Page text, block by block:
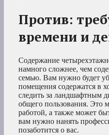
Против:
времени и
Содержание
намного сложнее, чем
семью. Вам нужно будет
помещения содержатся в
следить за ландшафтным
общего пользования. Это
работой, а также может
вам нужно нанять
позаботится о вас.